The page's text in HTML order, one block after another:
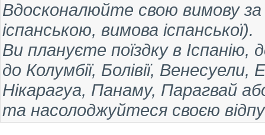
Вдосконалюйте свою вимову
іспанською, вимова іспанської).
Ви плануєте поїздку в Іспанію,
до Колумбії, Болівії,
Нікарагуа, Панаму, Парагвай
та насолоджуйтеся своєю